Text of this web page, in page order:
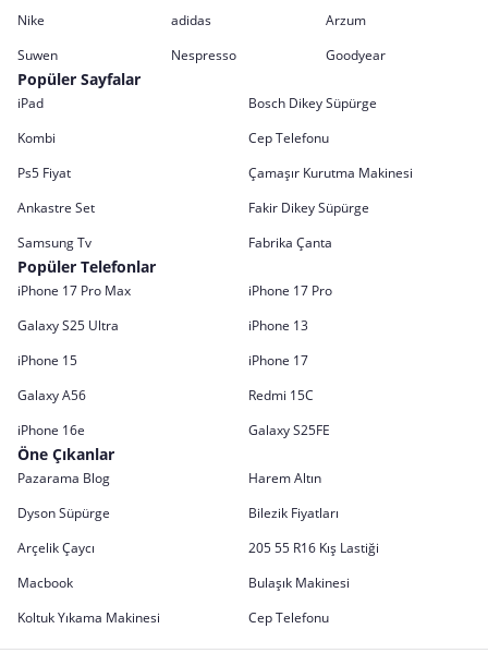
Nike adidas
Arzum
Suwen
Nespresso Goodyear
Popüler Sayfalar
iPad
Bosch Dikey Süpürge
Kombi
Cep Telefonu
Ps5 Fiyat
Çamaşır Kurutma Makinesi
Ankastre Set
Fakir Dikey Süpürge
Samsung Tv
Fabrika Çanta
Popüler Telefonlar
iPhone 17 Pro Max
iPhone 17 Pro
Galaxy S25 Ultra
iPhone 13
iPhone 15
iPhone 17
Galaxy A56
Redmi 15C
iPhone 16e
Galaxy S25FE
Öne Çıkanlar
Pazarama Blog
Harem Altın
Dyson Süpürge
Bilezik Fiyatları
Arçelik Çaycı
205 55 R16 Kış Lastiği
Macbook
Bulaşık Makinesi
Koltuk Yıkama Makinesi
Cep Telefonu